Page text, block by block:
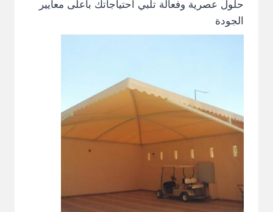
حلول عصرية وفعالة تلبي احتياجاتك بأعلى معايير
الجودة